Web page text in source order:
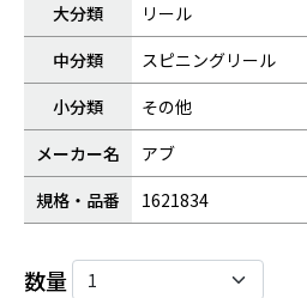
大分類
リール
中分類
スピニングリール
小分類
その他
メーカー名
アブ
規格・品番
1621834
数量